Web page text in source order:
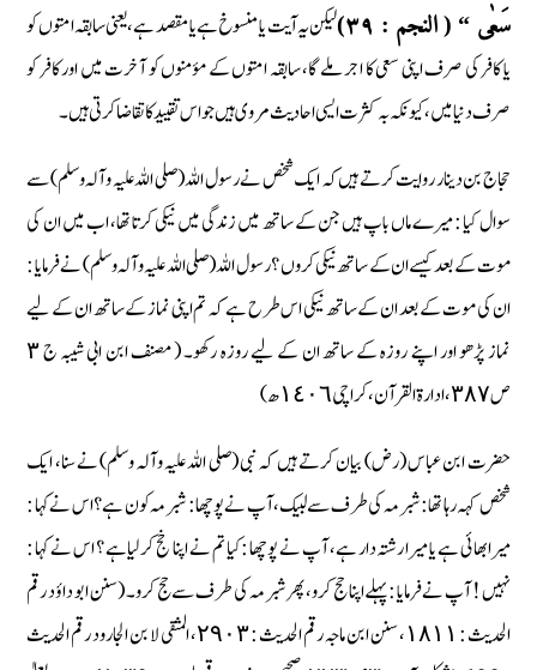
سَعٰی “ ( النجم : ٣٩)
لیکن یہ آیت یا منسوخ ہے یا مقصد ہے، یعنی سابقہ امتوں کو
یا کافر کی صرف اپنی سعی کا اجر ملے گا، سابقہ امتوں کے مؤمنوں کو آخرت میں اور کافر کو
صرف دنیا میں، کیونکہ بہ کثرت ایسی احادیث مروی ہیں جو اس تقیید کا تقاضا کرتی ہیں۔
حجاج بن دینار روایت کرتے ہیں کہ ایک شخص نے رسول اللہ (صلی اللہ علیہ وآلہ وسلم) سے
سوال کیا : میرے ماں باپ ہیں جن کے ساتھ میں زندگی میں نیکی کرتا تھا، اب میں ان کی
موت کے بعد کیسے ان کے ساتھ نیکی کروں ؟ رسول اللہ (صلی اللہ علیہ وآلہ وسلم) نے فرمایا :
ان کی موت کے بعد ان کے ساتھ نیکی اس طرح ہے کہ تم اپنی نماز کے ساتھ ان کے لیے
نماز پڑھو اور اپنے روزہ کے ساتھ ان کے لیے روزہ رکھو۔ ( مصنف ابن ابی شیبہ ج ٣
ص ٣٨٧، ادارۃ القرآن، کراچی ١٤٠٦ ھ)
حضرت ابن عباس (رض) بیان کرتے ہیں کہ نبی (صلی اللہ علیہ وآلہ وسلم) نے سنا، ایک
شخص کہہ رہا تھا : شبرمہ کی طرف سے لبیک، آپ نے پوچھا : شبرمہ کون ہے ؟ اس نے کہا :
میرا بھائی ہے یا میرا رشتہ دار ہے، آپ نے پوچھا : کیا تم نے اپنا خج کرلیا ہے ؟ اس نے کہا :
نہیں ! آپ نے فرمایا : پہلے اپنا حج کرو، پھر شبرمہ کی طرف سے حج کرو۔ ( سنن ابو داؤد رقم
الحدیث : ١٨١١، سنن ابن ماجہ رقم الحدیث : ٢٩٠٣، المثقی لا بن الجارود رقم الحدیث